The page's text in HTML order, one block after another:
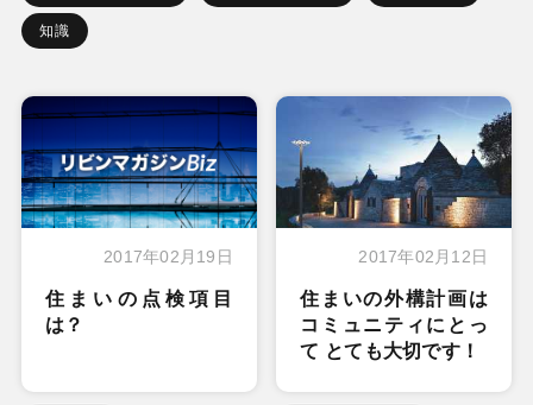
知識
2017年02月19日
住まいの点検項目
は？
2017年02月12日
住まいの外構計画は
コミュニティにとっ
て とても大切です！